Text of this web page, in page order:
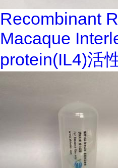
Recombinant
Macaque
protein(IL4)活